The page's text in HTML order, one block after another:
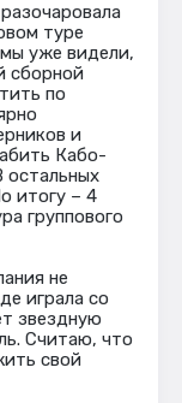
туре
уже видели,
сборной
по
и
Кабо-
остальных
итогу – 4
группового
не
играла со
звездную
Считаю, что
свой